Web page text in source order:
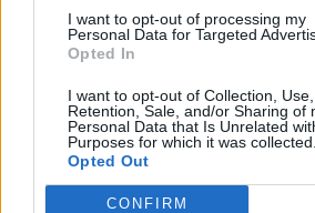
I want to opt-out of processing my
Personal Data for Targeted
Opted In
I want to opt-out of Collection, Use,
Retention, Sale, and/or Sharing of
Personal Data that Is Unrelated
Purposes for which it was collected.
Opted Out
CONFIRM